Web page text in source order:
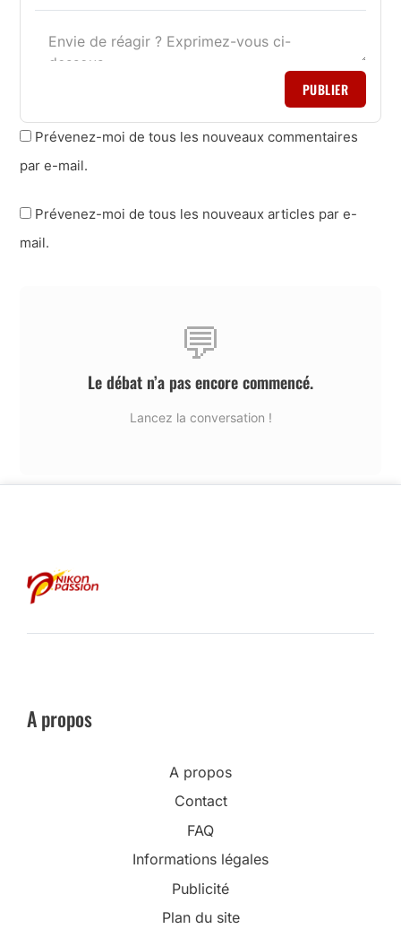
PUBLIER
Prévenez-moi de tous les nouveaux commentaires
par e-mail.
Prévenez-moi de tous les nouveaux articles par e-
mail.
💬
Le débat n’a pas encore commencé.
Lancez la conversation !
A propos
A propos
Contact
FAQ
Informations légales
Publicité
Plan du site